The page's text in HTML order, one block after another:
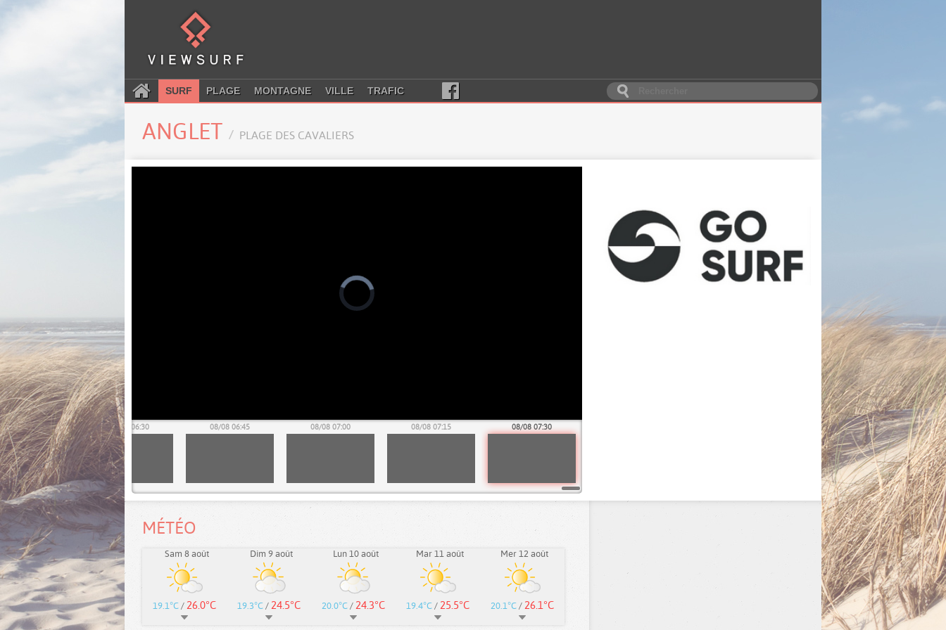
SURF PLAGE MONTAGNE VILLE TRAFIC
ANGLET PLAGE DES CAVALIERS
08/08 06:15 08/08 06:30 08/08 06:45 08/08 07:00 08/08 07:15 08/08 07:30
MÉTÉO
Sam 8 août
19.1°C / 26.0°C
Dim 9 août
19.3°C / 24.5°C
Lun 10 août
20.0°C / 24.3°C
Mar 11 août
19.4°C / 25.5°C
Mer 12 août
20.1°C / 26.1°C